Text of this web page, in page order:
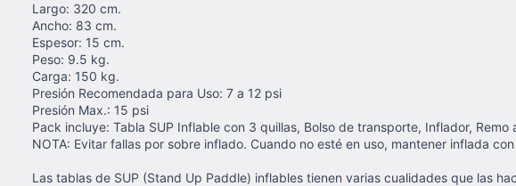
Largo: 320 cm.
Ancho: 83 cm.
Espesor: 15 cm.
Peso: 9.5 kg.
Carga: 150 kg.
Presión Recomendada para Uso: 7 a 12 psi
Presión Max.: 15 psi
Pack incluye: Tabla SUP Inflable con 3 quillas, Bolso de transporte, Inflador, Remo
NOTA: Evitar fallas por sobre inflado. Cuando no esté en uso, mantener inflada
Las tablas de SUP (Stand Up Paddle) inflables tienen varias cualidades que las